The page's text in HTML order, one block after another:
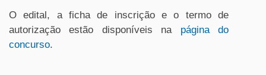
O edital, a ficha de inscrição e o termo de
autorização estão disponíveis na página do
concurso.